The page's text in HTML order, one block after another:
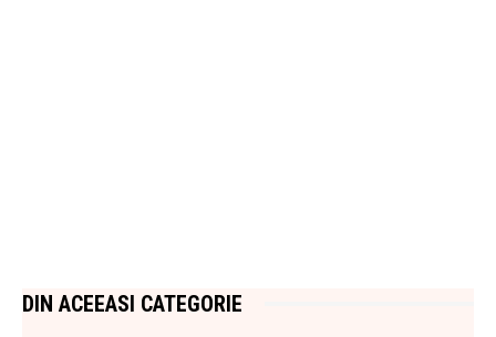
DIN ACEEASI CATEGORIE